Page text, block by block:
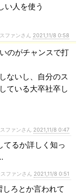
い人を使う
ファンさん 2021,11/8 0:58
のがチャンスで打
ないし、自分のス
ている大卒社卒し
ファンさん 2021,11/8 0:47
てるか詳しく知っ
ファンさん 2021,11/8 0:51
ろとか言われて